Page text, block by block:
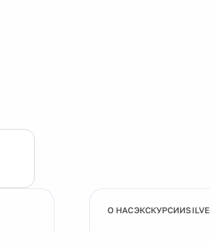
О НАСЭКСКУРСИИ